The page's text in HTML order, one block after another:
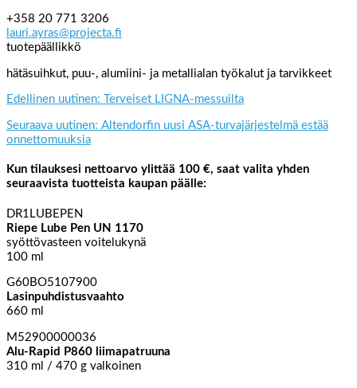
+358 20 771 3206
lauri.ayras@projecta.fi
tuotepäällikkö
hätäsuihkut, puu-, alumiini- ja metallialan työkalut ja tarvikkeet
Edellinen uutinen: Terveiset LIGNA-messuilta
Seuraava uutinen: Altendorfin uusi ASA-turvajärjestelmä estää
onnettomuuksia
Kun tilauksesi nettoarvo ylittää 100 €, saat valita yhden
seuraavista tuotteista kaupan päälle:
DR1LUBEPEN
Riepe Lube Pen UN 1170
syöttövasteen voitelukynä
100 ml
G60BO5107900
Lasinpuhdistusvaahto
660 ml
M52900000036
Alu-Rapid P860 liimapatruuna
310 ml / 470 g valkoinen